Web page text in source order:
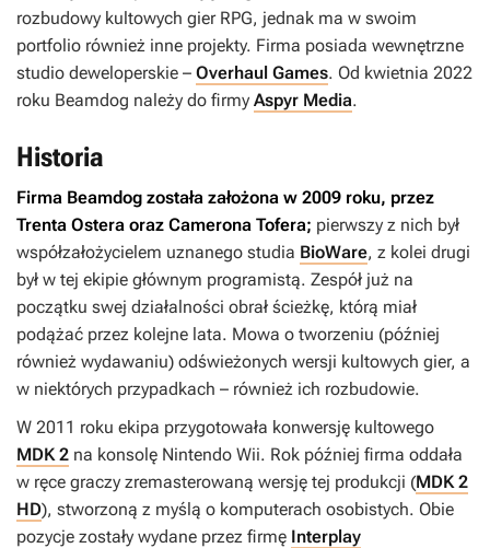
rozbudowy kultowych gier RPG, jednak ma w swoim
portfolio również inne projekty. Firma posiada wewnętrzne
studio deweloperskie – Overhaul Games. Od kwietnia 2022
roku Beamdog należy do firmy Aspyr Media.
Historia
Firma Beamdog została założona w 2009 roku, przez
Trenta Ostera oraz Camerona Tofera; pierwszy z nich był
współzałożycielem uznanego studia BioWare, z kolei drugi
był w tej ekipie głównym programistą. Zespół już na
początku swej działalności obrał ścieżkę, którą miał
podążać przez kolejne lata. Mowa o tworzeniu (później
również wydawaniu) odświeżonych wersji kultowych gier, a
w niektórych przypadkach – również ich rozbudowie.
W 2011 roku ekipa przygotowała konwersję kultowego
MDK 2 na konsolę Nintendo Wii. Rok później firma oddała
w ręce graczy zremasterowaną wersję tej produkcji (MDK 2
HD), stworzoną z myślą o komputerach osobistych. Obie
pozycje zostały wydane przez firmę Interplay